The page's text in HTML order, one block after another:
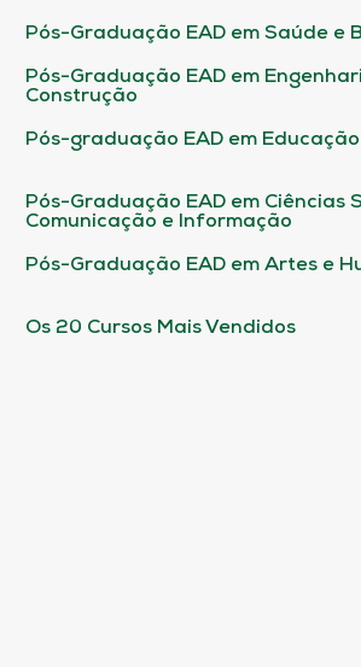
Pós-Graduação EAD em Saúde e
Pós-Graduação EAD em
Construção
Pós-graduação EAD em Educação
Pós-Graduação EAD em Ciências
Comunicação e Informação
Pós-Graduação EAD em Artes e
Os 20 Cursos Mais Vendidos